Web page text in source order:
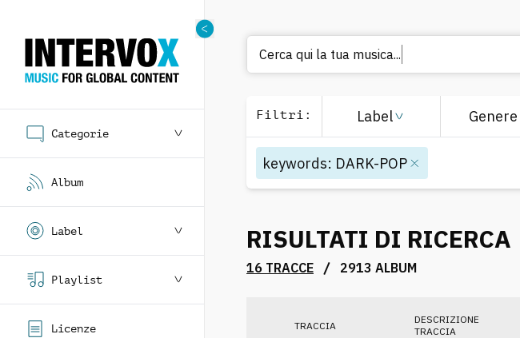
Categorie
Album
Label
Playlist
Licenze
Cerca qui la tua musica...
Filtri : Label Genere
keywords: DARK-POP
RISULTATI DI RICERCA
16 TRACCE / 2913 ALBUM
TRACCIA
DESCRIZIONE
TRACCIA